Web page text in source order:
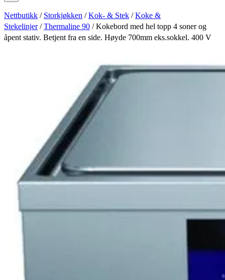
Nettbutikk / Storkjøkken /Kok- & Stek /Koke &
Stekelinjer/Thermaline 90 / Kokebord med hel topp 4 soner og
åpent stativ. Betjent fra en side. Høyde 700mm eks.sokkel. 400 V